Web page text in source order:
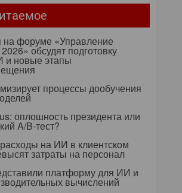
на форуме «Управление
обсудят подготовку
и новые этапы
процессы дообучения
оплошность президента или
A/B-тест?
на ИИ в клиентском
затраты на персонал
платформу для ИИ и
вычислений